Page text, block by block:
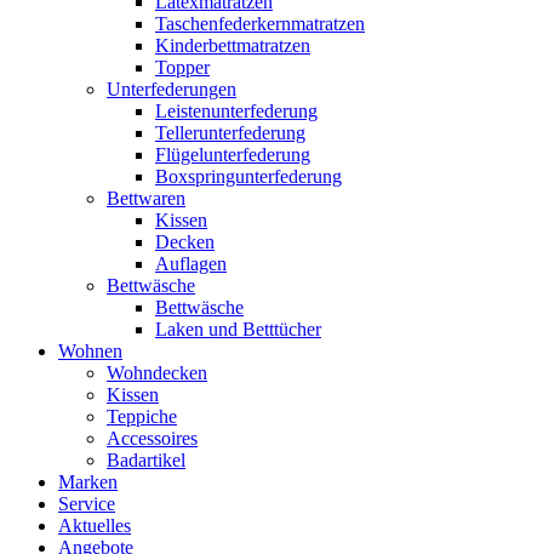
Taschenfederkernmatratzen
Kinderbettmatratzen
Topper
Unterfederungen
Leistenunterfederung
Tellerunterfederung
Flügelunterfederung
Boxspringunterfederung
Bettwaren
Kissen
Decken
Auflagen
Bettwäsche
Bettwäsche
Laken und Betttücher
Wohnen
Wohndecken
Kissen
Teppiche
Accessoires
Badartikel
Marken
Service
Aktuelles
Angebote